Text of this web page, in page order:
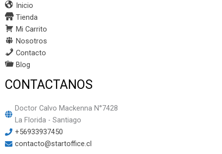
Inicio
Tienda
Mi Carrito
Nosotros
Contacto
Blog
CONTACTANOS
Doctor Calvo Mackenna N°7428
La Florida - Santiago
+56933937450
contacto@startoffice.cl